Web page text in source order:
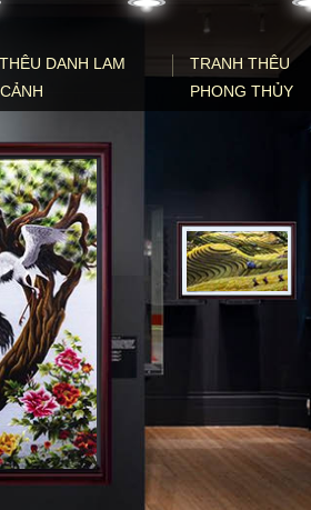
DANH LAM
TRANH THÊU
PHONG THỦY